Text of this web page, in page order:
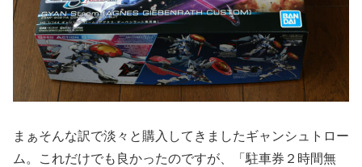
まぁそんな訳で淡々と購入してきましたギャンシュトロー
ム。これだけでも良かったのですが、「駐車券２時間無